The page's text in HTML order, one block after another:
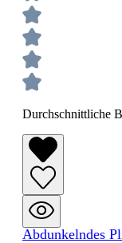
Durchschnittliche
Abdunkelndes